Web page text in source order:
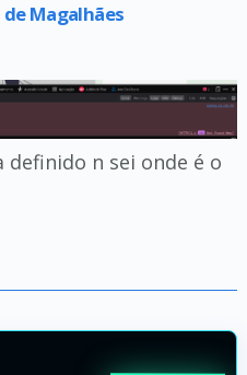
Magalhães
definido n sei onde é o